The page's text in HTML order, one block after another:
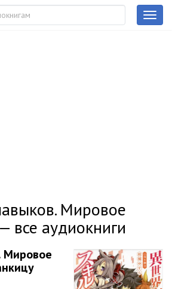
Мировое
все аудиокниги
Мировое